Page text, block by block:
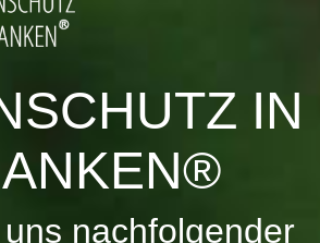
IN
nachfolgender